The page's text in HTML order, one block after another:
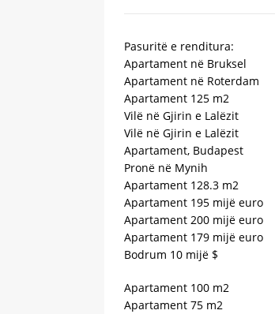
Pasuritë e renditura:
Apartament në Bruksel
Apartament në Roterdam
Apartament 125 m2
Vilë në Gjirin e Lalëzit
Vilë në Gjirin e Lalëzit
Apartament, Budapest
Pronë në Mynih
Apartament 128.3 m2
Apartament 195 mijë euro
Apartament 200 mijë euro
Apartament 179 mijë euro
Bodrum 10 mijë $
Apartament 100 m2
Apartament 75 m2